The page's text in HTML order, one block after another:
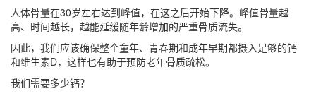
人体骨量在30岁左右达到峰值，在这之后开始下降。峰值骨量越
高、时间越长，越能延缓随年龄增加的严重骨质流失。
因此，我们应该确保整个童年、青春期和成年早期都摄入足够的钙
和维生素D，这样也有助于预防老年骨质疏松。
我们需要多少钙？